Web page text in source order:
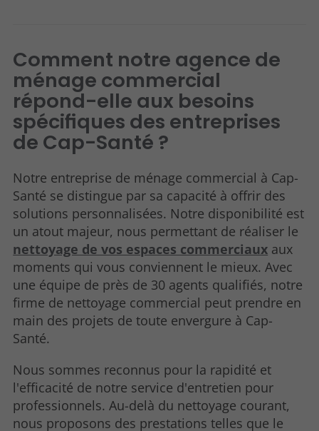
Comment notre agence de
ménage commercial
répond-elle aux besoins
spécifiques des entreprises
de Cap-Santé ?
Notre entreprise de ménage commercial à Cap-
Santé se distingue par sa capacité à offrir des
solutions personnalisées. Notre disponibilité est
un atout majeur, nous permettant de réaliser le
nettoyage de vos espaces commerciaux aux
moments qui vous conviennent le mieux. Avec
une équipe de près de 30 agents qualifiés, notre
firme de nettoyage commercial peut prendre en
main des projets de toute envergure à Cap-
Santé.
Nous sommes reconnus pour la rapidité et
l'efficacité de notre service d'entretien pour
professionnels. Au-delà du nettoyage courant,
nous proposons des prestations telles que le